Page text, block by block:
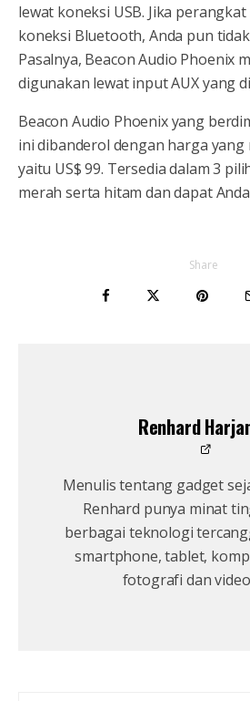
lewat koneksi USB. Jika
koneksi Bluetooth, Anda pun
Pasalnya, Beacon Audio Phoenix
digunakan lewat input AUX yang
Beacon Audio Phoenix yang
ini dibanderol dengan harga
yaitu US$ 99. Tersedia dalam 3
merah serta hitam dan dapat
Share
Renhard
Menulis tentang gadget
Renhard punya minat
berbagai teknologi
smartphone, tablet,
fotografi dan